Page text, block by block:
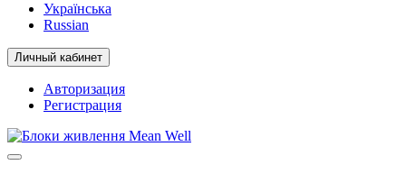
Українська
Russian
Личный кабинет
Авторизация
Регистрация